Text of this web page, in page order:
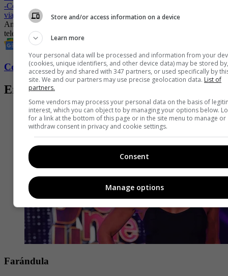
-Con inesperada noticia Ana Karina sorprendió a su esposo en pleno
viaje
Ana Karina Soto
televisiónInstagram
Conozca más de Fucsia aquí
Entradas relacionadas
Farándula
Store and/or access information on a device
Learn more
Your personal data will be processed and information from your
(cookies, unique identifiers, and other device data) may be stored by,
accessed by and shared with 347 partners, or used specifically by
site. We and our partners may use precise geolocation data. List of
partners.
Some vendors may process your personal data on the basis of
interest, which you can object to by managing your options below.
for a link at the bottom of this page or in the site menu to manage or
withdraw consent in privacy and cookie settings.
Consent
Manage options